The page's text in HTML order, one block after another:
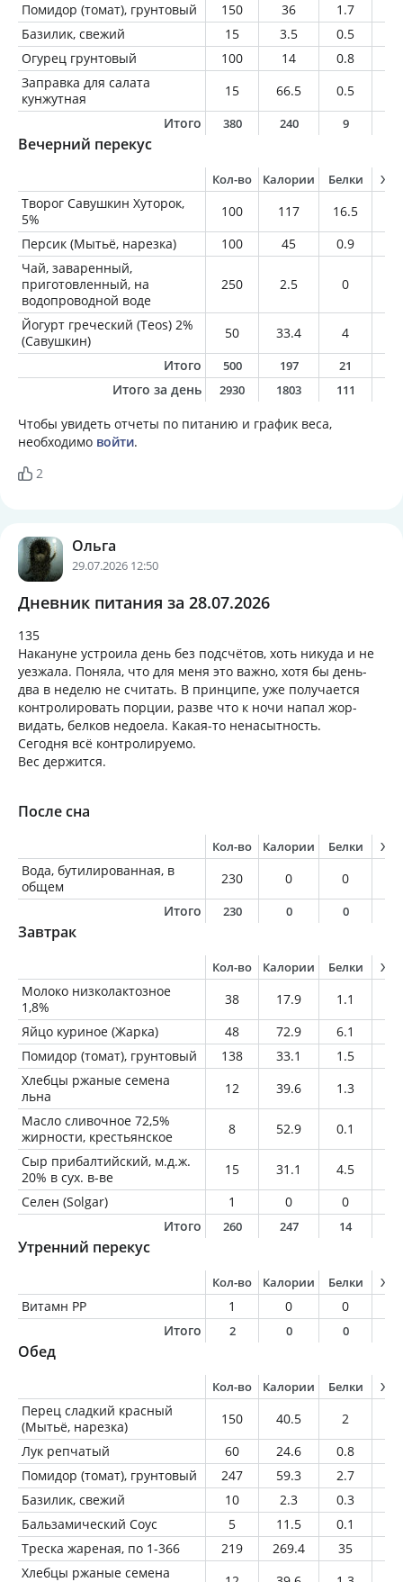
Помидор (томат), грунтовый
150 36 1.7
Базилик, свежий
15 3.5 0.5
Огурец грунтовый
100 14 0.8
Заправка для салата
кунжутная
15 66.5 0.5
Итого
380 240 9
Вечерний перекус
Кол-во Калории Белки
Творог Савушкин Хуторок,
5%
100 117 16.5
Персик (Мытьё, нарезка)
100 45 0.9
Чай, заваренный,
приготовленный, на
водопроводной воде
250 2.5 0
Йогурт греческий (Teos) 2%
(Савушкин)
50 33.4 4
Итого
500 197 21
Итого за день 2930 1803 111
Чтобы увидеть отчеты по питанию и график веса,
необходимо войти.
2
Ольга
29.07.2026 12:50
Дневник питания за 28.07.2026
135
Накануне устроила день без подсчëтов, хоть никуда и не
уезжала. Поняла, что для меня это важно, хотя бы день-
два в неделю не считать. В принципе, уже получается
контролировать порции, разве что к ночи напал жор-
видать, белков недоела. Какая-то ненасытность.
Сегодня всë контролируемо.
Вес держится.
После сна
Кол-во Калории Белки
Вода, бутилированная, в
общем
230 0 0
Итого
230 0 0
Завтрак
Кол-во Калории Белки
Молоко низколактозное
1,8%
38 17.9 1.1
Яйцо куриное (Жарка)
48 72.9 6.1
Помидор (томат), грунтовый
138 33.1 1.5
Хлебцы ржаные семена
льна
12 39.6 1.3
Масло сливочное 72,5%
жирности, крестьянское
8 52.9 0.1
Сыр прибалтийский, м.д.ж.
20% в сух. в-ве
15 31.1 4.5
Селен (Solgar)
1 0 0
Итого
260 247 14
Утренний перекус
Кол-во Калории Белки
Витамн РР 1 0 0
Итого
2 0 0
Обед
Кол-во Калории Белки
Перец сладкий красный
(Мытьё, нарезка)
150 40.5 2
Лук репчатый
60 24.6 0.8
Помидор (томат), грунтовый
247 59.3 2.7
Базилик, свежий
10 2.3 0.3
Бальзамический Соус
5 11.5 0.1
Треска жареная, по 1-366
219 269.4 35
Хлебцы ржаные семена